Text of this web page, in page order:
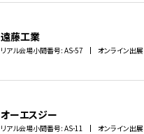
遠藤工業
リアル会場小間番号: AS-57 オンライン出展
オーエスジー
リアル会場小間番号: AS-11 オンライン出展